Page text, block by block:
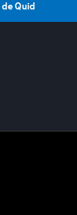
Quid